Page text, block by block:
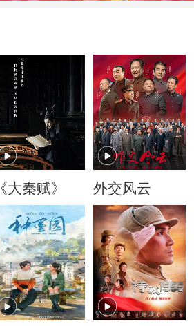
《大秦赋》 外交风云